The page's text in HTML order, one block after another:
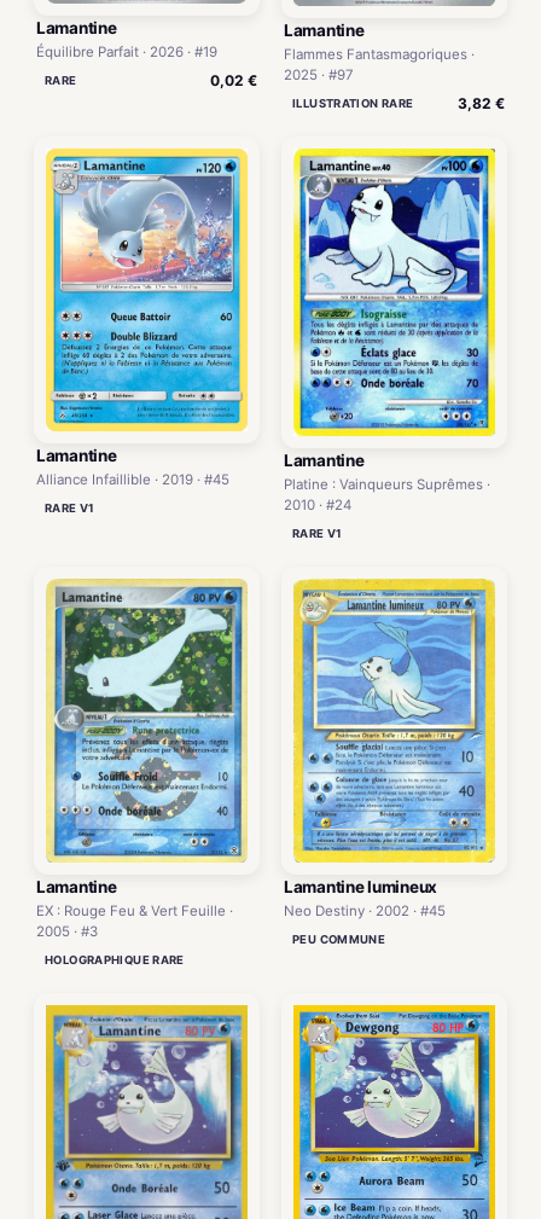
Lamantine
Équilibre Parfait · 2026 · #19
RARE 0,02 €
Lamantine
Flammes Fantasmagoriques ·
2025 · #97
ILLUSTRATION RARE 3,82 €
Lamantine
Alliance Infaillible · 2019 · #45
RARE V1
Lamantine
Platine : Vainqueurs Suprêmes ·
2010 · #24
RARE V1
Lamantine
EX : Rouge Feu & Vert Feuille ·
2005 · #3
HOLOGRAPHIQUE RARE
Lamantine lumineux
Neo Destiny · 2002 · #45
PEU COMMUNE